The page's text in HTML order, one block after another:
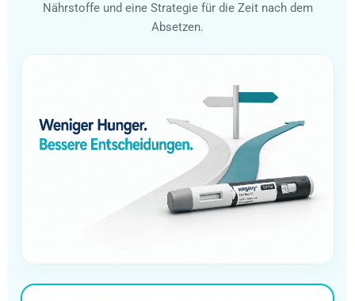
Nährstoffe und eine Strategie für die Zeit nach dem
Absetzen.